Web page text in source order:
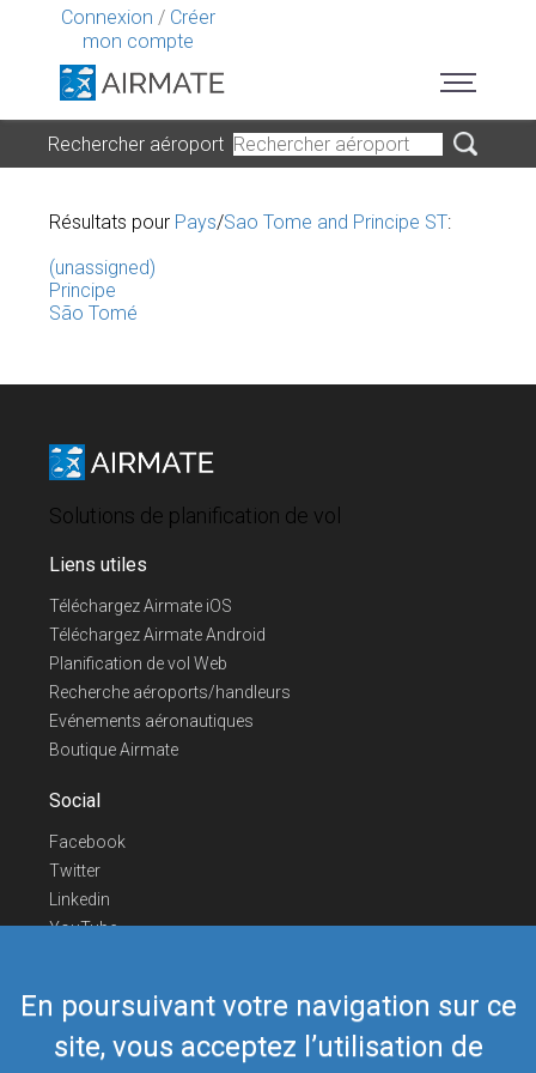
Connexion / Créer
mon compte
En poursuivant votre navigation sur ce
site, vous acceptez l’utilisation de
Rechercher aéroport
Résultats pour Pays/Sao Tome and Principe ST:
(unassigned)
Principe
São Tomé
Solutions de planification de vol
Liens utiles
Téléchargez Airmate iOS
Téléchargez Airmate Android
Planification de vol Web
Recherche aéroports/handleurs
Evénements aéronautiques
Boutique Airmate
Social
Facebook
Twitter
Linkedin
YouTube
Nous contacter
Téléphone Europe+352 26441835